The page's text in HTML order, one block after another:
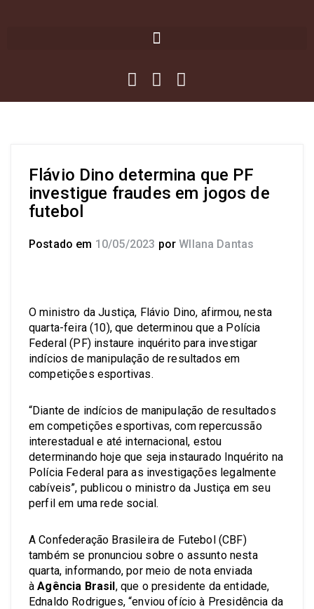
Flávio Dino determina que PF
investigue fraudes em jogos de
futebol
Postado em 10/05/2023 por Wllana Dantas
O ministro da Justiça, Flávio Dino, afirmou, nesta
quarta-feira (10), que determinou que a Polícia
Federal (PF) instaure inquérito para investigar
indícios de manipulação de resultados em
competições esportivas.
“Diante de indícios de manipulação de resultados
em competições esportivas, com repercussão
interestadual e até internacional, estou
determinando hoje que seja instaurado Inquérito na
Polícia Federal para as investigações legalmente
cabíveis”, publicou o ministro da Justiça em seu
perfil em uma rede social.
A Confederação Brasileira de Futebol (CBF)
também se pronunciou sobre o assunto nesta
quarta, informando, por meio de nota enviada
àAgência Brasil, que o presidente da entidade,
Ednaldo Rodrigues, “enviou ofício à Presidência da